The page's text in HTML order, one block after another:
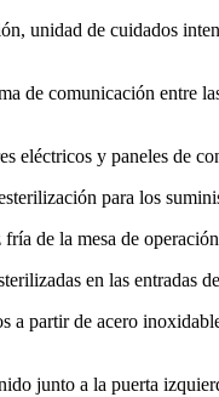
unidad de cuidados
de comunicación entre
y paneles de
para los
de la mesa de
en las entradas
partir de acero
junto a la puerta